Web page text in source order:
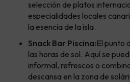
selección de platos
especialidades locales
la esencia de la isla.
Snack Bar Piscina:El punto
las horas de sol. Aquí se
informal, refrescos o
descansa en la zona de